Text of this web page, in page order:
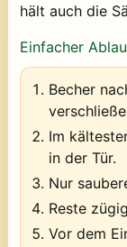
hält auch die
Einfacher
Becher
Im
in der Tür.
Nur
Reste
Vor dem